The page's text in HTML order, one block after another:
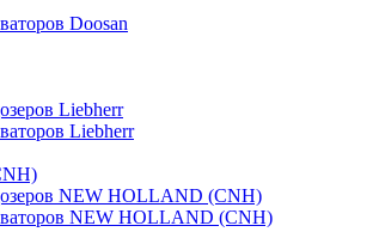
Doosan
Liebherr
Liebherr
NEW HOLLAND (CNH)
NEW HOLLAND (CNH)